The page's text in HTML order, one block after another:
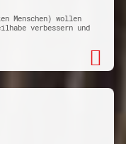
Menschen) wollen
verbessern und